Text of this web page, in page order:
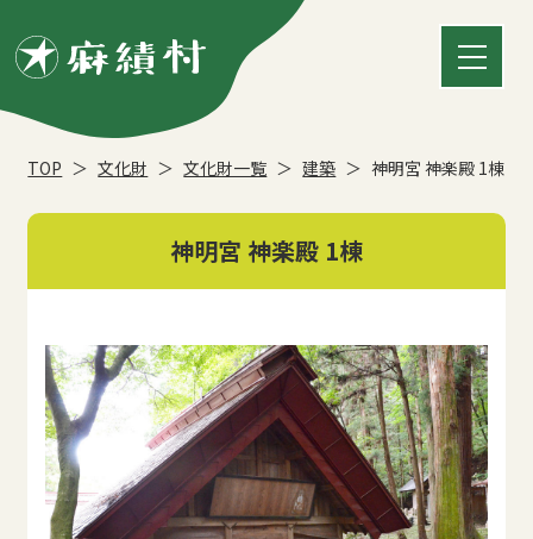
TOP 文化財 文化財一覧 建築 神明宮 神楽殿 1棟
神明宮 神楽殿 1棟